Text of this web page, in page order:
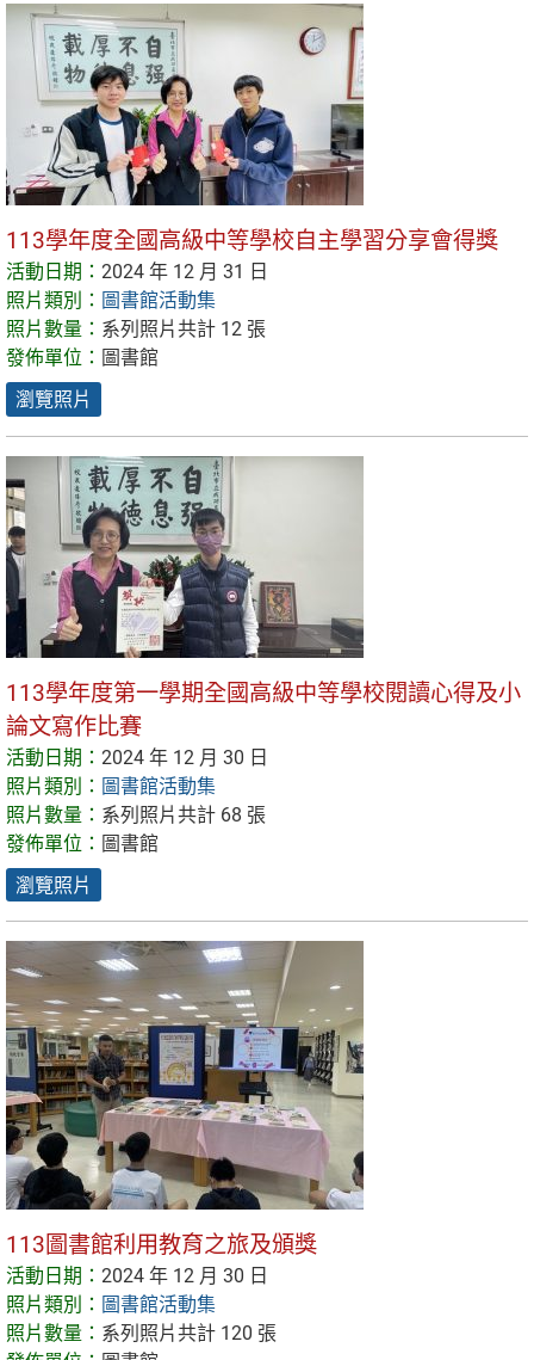
113學年度全國高級中等學校自主學習分享會得獎
活動日期： 2024 年 12 月 31 日
照片類別： 圖書館活動集
照片數量： 系列照片共計 12 張
發佈單位： 圖書館
瀏覽照片
113學年度第一學期全國高級中等學校閱讀心得及小
論文寫作比賽
活動日期： 2024 年 12 月 30 日
照片類別： 圖書館活動集
照片數量： 系列照片共計 68 張
發佈單位： 圖書館
瀏覽照片
113圖書館利用教育之旅及頒獎
活動日期： 2024 年 12 月 30 日
照片類別： 圖書館活動集
照片數量： 系列照片共計 120 張